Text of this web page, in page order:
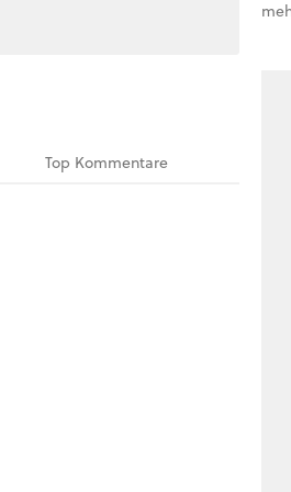
Top Kommentare